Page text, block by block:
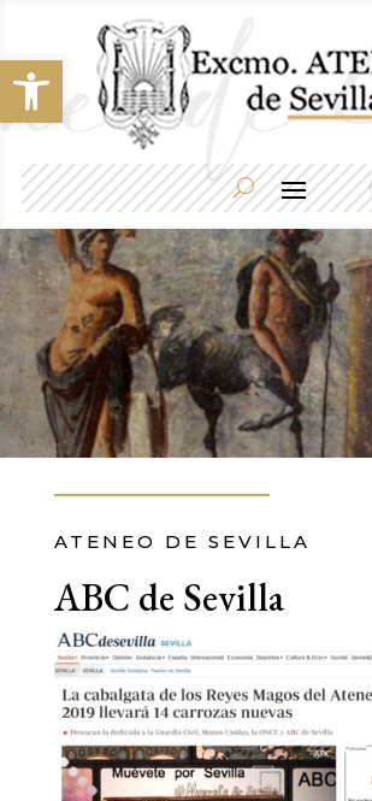
Abrir barra de herramientas
ATENEO DE SEVILLA
ABC de Sevilla